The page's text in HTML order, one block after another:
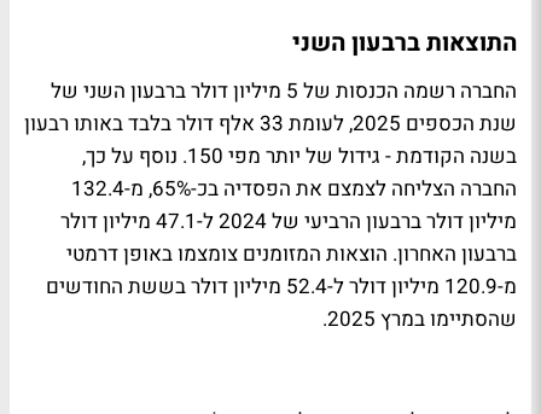
התוצאות ברבעון השני
החברה רשמה הכנסות של 5 מיליון דולר ברבעון השני של
שנת הכספים 2025, לעומת 33 אלף דולר בלבד באותו רבעון
בשנה הקודמת - גידול של יותר מפי 150. נוסף על כך,
החברה הצליחה לצמצם את הפסדיה בכ-65%, מ-132.4
מיליון דולר ברבעון הרביעי של 2024 ל-47.1 מיליון דולר
ברבעון האחרון. הוצאות המזומנים צומצמו באופן דרמטי
מ-120.9 מיליון דולר ל-52.4 מיליון דולר בששת החודשים
שהסתיימו במרץ 2025.